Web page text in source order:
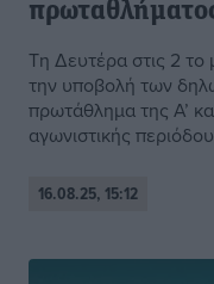
Τη Δευτέρα στις 2 το
την υποβολή των
πρωτάθλημα της Α’
αγωνιστικής
16.08.25, 15:12